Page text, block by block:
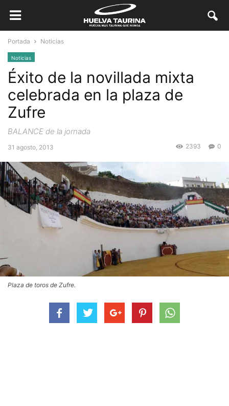
Portada Noticias
Noticias
Éxito de la novillada mixta
celebrada en la plaza de
Zufre
BALANCE de la jornada
31 agosto, 2013 0
2393
Plaza de toros de Zufre.